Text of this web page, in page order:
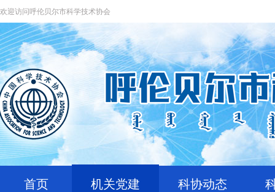
欢迎访问呼伦贝尔市科学技术协会
首页 机关党建 科协动态